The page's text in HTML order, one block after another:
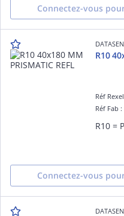
Connectez-vous
R10
Réf
Réf Fab :
Connectez-vous